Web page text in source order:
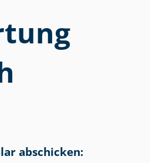
abschicken: